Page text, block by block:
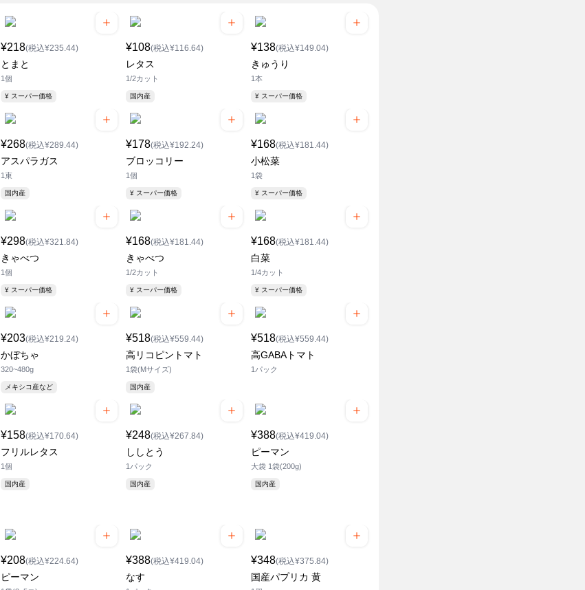
¥218(税込¥235.44)
とまと
1個
¥ スーパー価格
¥108(税込¥116.64)
レタス
1/2カット
国内産
¥138(税込¥149.04)
きゅうり
1本
¥ スーパー価格
¥268(税込¥289.44)
アスパラガス
1束
国内産
¥178(税込¥192.24)
ブロッコリー
1個
¥ スーパー価格
¥168(税込¥181.44)
小松菜
1袋
¥ スーパー価格
¥298(税込¥321.84)
きゃべつ
1個
¥ スーパー価格
¥168(税込¥181.44)
きゃべつ
1/2カット
¥ スーパー価格
¥168(税込¥181.44)
白菜
1/4カット
¥ スーパー価格
¥203(税込¥219.24)
かぼちゃ
320~480g
メキシコ産など
¥518(税込¥559.44)
高リコピントマト
1袋(Mサイズ)
国内産
¥518(税込¥559.44)
高GABAトマト
1パック
¥158(税込¥170.64)
フリルレタス
1個
国内産
¥248(税込¥267.84)
ししとう
1パック
国内産
¥388(税込¥419.04)
ピーマン
大袋 1袋(200g)
国内産
¥208(税込¥224.64)
ピーマン
¥388(税込¥419.04)
なす
¥348(税込¥375.84)
国産パプリカ 黄